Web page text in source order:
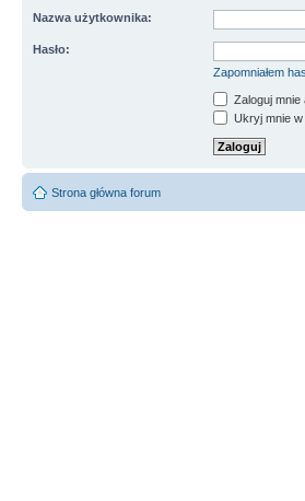
Nazwa użytkownika:
Hasło:
Zapomniałem
Zaloguj
Ukryj mnie w
Strona główna forum